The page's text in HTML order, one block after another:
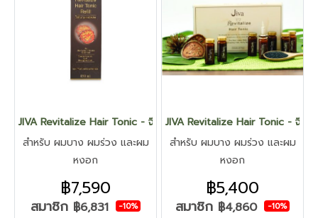
JIVA Revitalize Hair Tonic - จีวา รีไวต้าไลซ์ แฮร์ โทนิค (ชนิดเติม)
สำหรับ ผมบาง ผมร่วง และผม
หงอก
฿7,590
สมาชิก ฿6,831 -10%
JIVA Revitalize Hair Tonic - จีวา
สำหรับ ผมบาง ผมร่วง และผม
หงอก
฿5,400
สมาชิก ฿4,860 -10%